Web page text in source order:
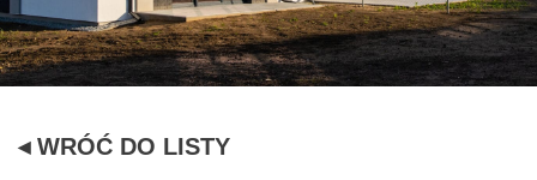
KONTAKT
◂ WRÓĆ DO LISTY